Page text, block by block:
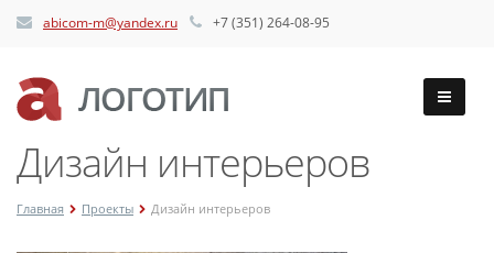
abicom-m@yandex.ru +7 (351) 264-08-95
Дизайн интерьеров
Главная Проекты Дизайн интерьеров